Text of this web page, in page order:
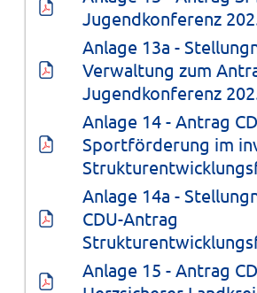
Jugendkonferenz
Anlage 13a -
Verwaltung zum
Jugendkonferenz
Anlage 14 - Antrag
Sportförderung im
Anlage 14a -
CDU-Antrag
Anlage 15 - Antrag